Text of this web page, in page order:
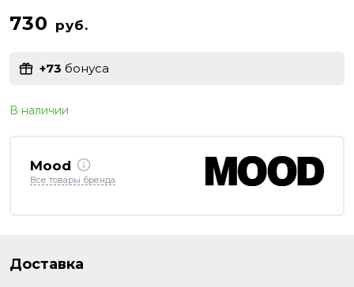
730 руб.
+73 бонуса
В наличии
Mood
Все товары бренда
Доставка